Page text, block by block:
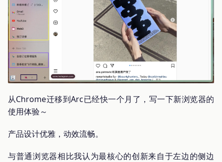
从Chrome迁移到Arc已经快一个月了，写一下新浏览器的
使用体验～
产品设计优雅，动效流畅。
与普通浏览器相比我认为最核心的创新来自于左边的侧边